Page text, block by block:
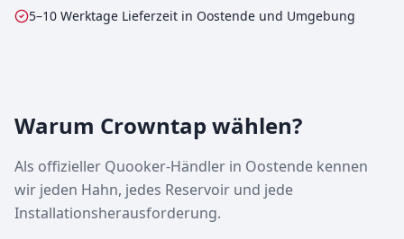
5–10 Werktage Lieferzeit in Oostende und Umgebung
Warum Crowntap wählen?
Als offizieller Quooker-Händler in Oostende kennen
wir jeden Hahn, jedes Reservoir und jede
Installationsherausforderung.